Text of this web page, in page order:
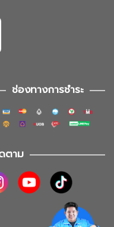
ช่องทางการชำระ
ตาม